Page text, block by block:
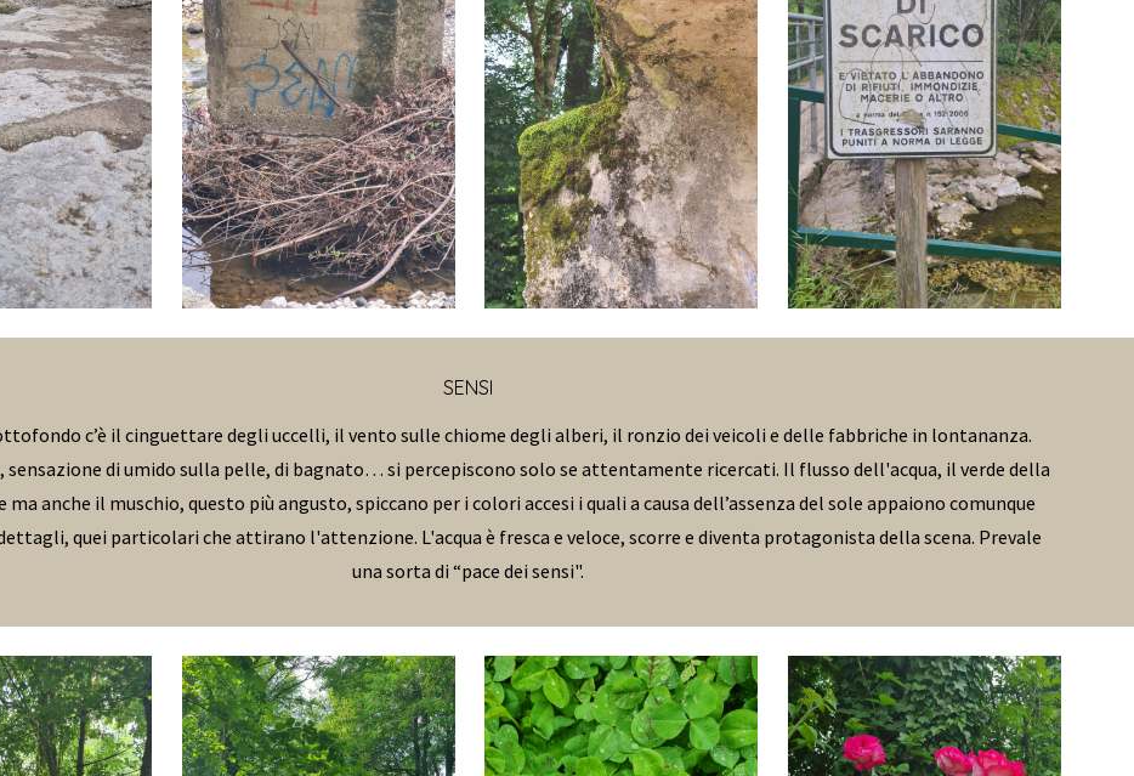
SENSI
c’è il cinguettare degli uccelli, il vento sulle chiome degli alberi, il ronzio dei veicoli e delle fabbriche in lontananza.
sensazione di umido sulla pelle, di bagnato… si percepiscono solo se attentamente ricercati. Il flusso dell'acqua, il verde della
ma anche il muschio, questo più angusto, spiccano per i colori accesi i quali a causa dell’assenza del sole appaiono comunque
quei particolari che attirano l'attenzione. L'acqua è fresca e veloce, scorre e diventa protagonista della scena. Prevale
una sorta di “pace dei sensi".